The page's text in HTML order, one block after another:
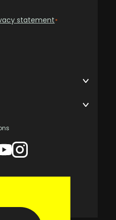
statement*